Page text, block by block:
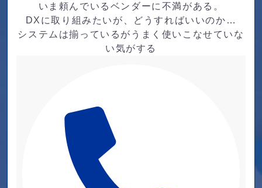
いま頼んでいるベンダーに不満がある。
DXに取り組みたいが、どうすればいいのか…
システムは揃っているがうまく使いこなせていな
い気がする